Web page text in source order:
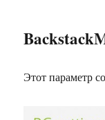
Этот параметр